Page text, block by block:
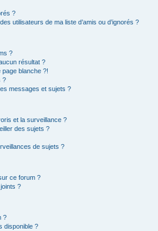
?
utilisateurs de ma liste d’amis ou d’ignorés ?
?
résultat ?
blanche ?!
?
messages et sujets ?
et la surveillance ?
des sujets ?
de sujets ?
ce forum ?
?
?
disponible ?